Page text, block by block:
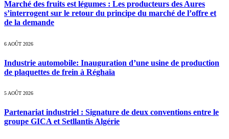
Marché des fruits est légumes : Les producteurs des Aures
s’interrogent sur le retour du principe du marché de l’offre et
de la demande
6 AOÛT 2026
Industrie automobile: Inauguration d’une usine de production
de plaquettes de frein à Réghaïa
5 AOÛT 2026
Partenariat industriel : Signature de deux conventions entre le
groupe GICA et Setllantis Algérie